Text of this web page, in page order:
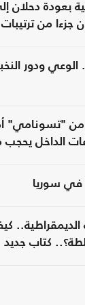
بعودة دحلان
جزءا من
الوعي ودور
من "تسونامي"
الداخل يحجب
في سوريا
الديمقراطية..
كتاب جديد